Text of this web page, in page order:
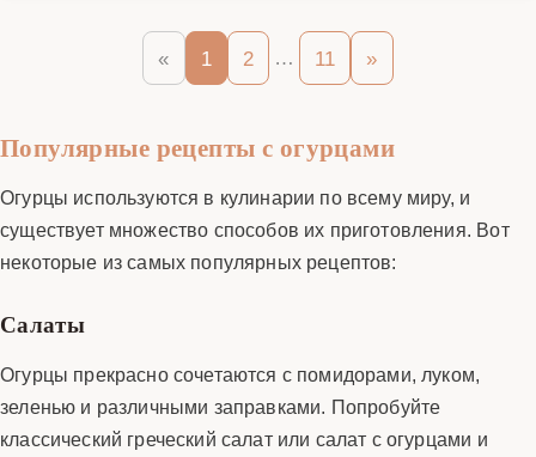
« 1 2 … 11 »
Популярные рецепты с огурцами
Огурцы используются в кулинарии по всему миру, и
существует множество способов их приготовления. Вот
некоторые из самых популярных рецептов:
Салаты
Огурцы прекрасно сочетаются с помидорами, луком,
зеленью и различными заправками. Попробуйте
классический греческий салат или салат с огурцами и